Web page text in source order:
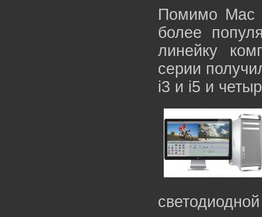
Помимо Mac
более
линейку
серии
i3 и i5 и